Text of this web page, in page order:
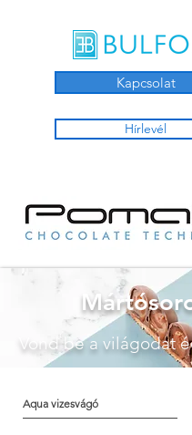
Kapcsolat
Hírlevél
Vond be a világodat
Aqua vizesvágó